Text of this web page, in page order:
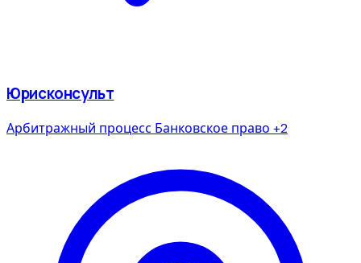
Юрисконсульт
Арбитражный процесс Банковское право +2